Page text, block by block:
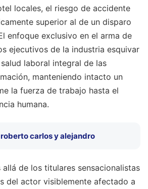
locales, el riesgo de accidente
superior al de un disparo
enfoque exclusivo en el arma de
ejecutivos de la industria esquivar
laboral integral de las
manteniendo intacto un
la fuerza de trabajo hasta el
humana.
roberto carlos y alejandro
allá de los titulares sensacionalistas
del actor visiblemente afectado a